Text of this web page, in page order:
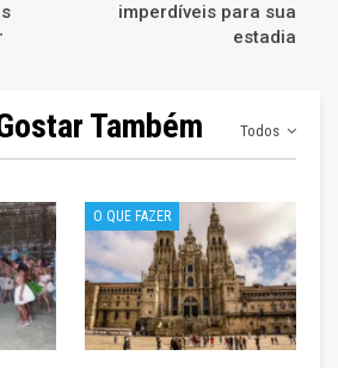
imperdíveis para sua
estadia
Todos
Também
O QUE FAZER